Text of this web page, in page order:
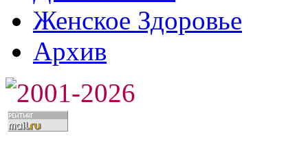
Женское Здоровье
Архив
2001-2026